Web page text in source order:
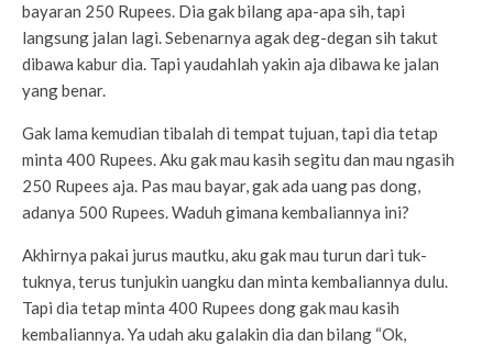
bayaran 250 Rupees. Dia gak bilang apa-apa sih, tapi
langsung jalan lagi. Sebenarnya agak deg-degan sih takut
dibawa kabur dia. Tapi yaudahlah yakin aja dibawa ke jalan
yang benar.
Gak lama kemudian tibalah di tempat tujuan, tapi dia tetap
minta 400 Rupees. Aku gak mau kasih segitu dan mau ngasih
250 Rupees aja. Pas mau bayar, gak ada uang pas dong,
adanya 500 Rupees. Waduh gimana kembaliannya ini?
Akhirnya pakai jurus mautku, aku gak mau turun dari tuk-
tuknya, terus tunjukin uangku dan minta kembaliannya dulu.
Tapi dia tetap minta 400 Rupees dong gak mau kasih
kembaliannya. Ya udah aku galakin dia dan bilang “Ok,